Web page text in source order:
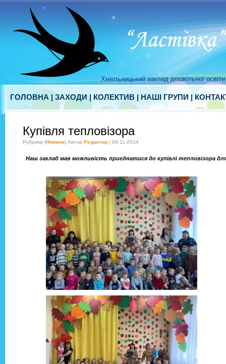
Хмельницький заклад дошкільної
ГОЛОВНА | ЗАХОДИ | КОЛЕКТИВ | НАШІ ГРУПИ |
Купівля тепловізора
Рубрики (Новини) Автор Редактор | 08-11-2024
Наш заклад мав можливість приєднатися до купівлі тепловізора